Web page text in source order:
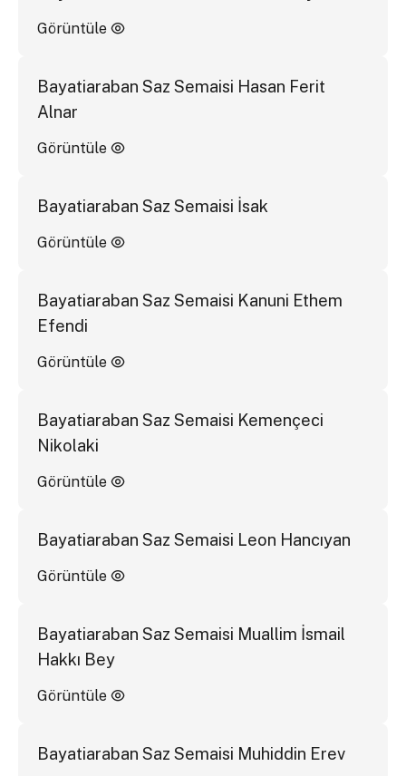
Görüntüle
Bayatiaraban Saz Semaisi Hasan Ferit
Alnar
Görüntüle
Bayatiaraban Saz Semaisi İsak
Görüntüle
Bayatiaraban Saz Semaisi Kanuni Ethem
Efendi
Görüntüle
Bayatiaraban Saz Semaisi Kemençeci
Nikolaki
Görüntüle
Bayatiaraban Saz Semaisi Leon Hancıyan
Görüntüle
Bayatiaraban Saz Semaisi Muallim İsmail
Hakkı Bey
Görüntüle
Bayatiaraban Saz Semaisi Muhiddin Erev